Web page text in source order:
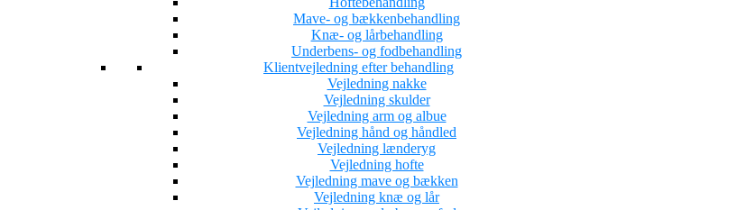
Mave- og bækkenbehandling
Knæ- og lårbehandling
Underbens- og fodbehandling
Klientvejledning efter behandling
Vejledning nakke
Vejledning skulder
Vejledning arm og albue
Vejledning hånd og håndled
Vejledning lænderyg
Vejledning hofte
Vejledning mave og bækken
Vejledning knæ og lår